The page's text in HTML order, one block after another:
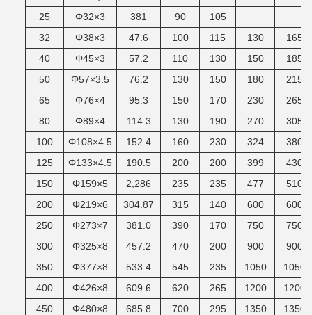
25 Φ32×3 381 90
105
32
Φ38×3 47.6 100 115 130
165
40
Φ45×3 57.2 110 130 150
185
50
Φ57×3.5 76.2 130 150 180
215
65
Φ76×4 95.3 150 170 230
265
80
Φ89×4 114.3 130 190 270
305
100
Φ108×4.5 152.4 160 230 324
380
125
Φ133×4.5 190.5 200 200 399
430
150
Φ159×5 2,286 235 235 477
510
200
Φ219×6 304.87 315 140 600
600
250
Φ273×7 381.0 390 170 750
750
300
Φ325×8 457.2 470 200 900
900
350
Φ377×8 533.4 545 235 1050
1050
400
Φ426×8 609.6 620 265 1200
1200
450
Φ480×8 685.8 700 295 1350 1350